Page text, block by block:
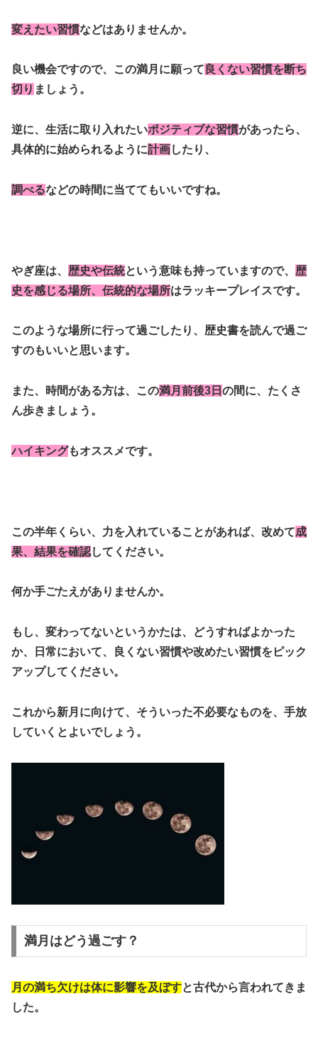
変えたい習慣などはありませんか。
良い機会ですので、この満月に願って 良くない習慣を断ち
切り ましょう。
逆に、生活に取り入れたいポジティブな習慣があったら、
具体的に始められるように計画したり、
調べるなどの時間に当ててもいいですね。
やぎ座は、 歴史や伝統という意味も持っていますので、 歴
史を感じる場所、伝統的な場所はラッキープレイスです。
このような場所に行って過ごしたり、歴史書を読んで過ご
すのもいいと思います。
また、時間がある方は、この満月前後3日 の間に、たくさ
ん歩きましょう。
ハイキングもオススメです。
この半年くらい、力を入れていることがあれば、改めて成
果、結果を確認してください。
何か手ごたえがありませんか。
もし、変わってないというかたは、どうすればよかった
か、日常において、良くない習慣や改めたい習慣をピック
アップしてください。
これから新月に向けて、そういった不必要なものを、手放
していくとよいでしょう。
満月はどう過ごす？
月の満ち欠けは体に影響を及ぼすと古代から言われてきま
した。